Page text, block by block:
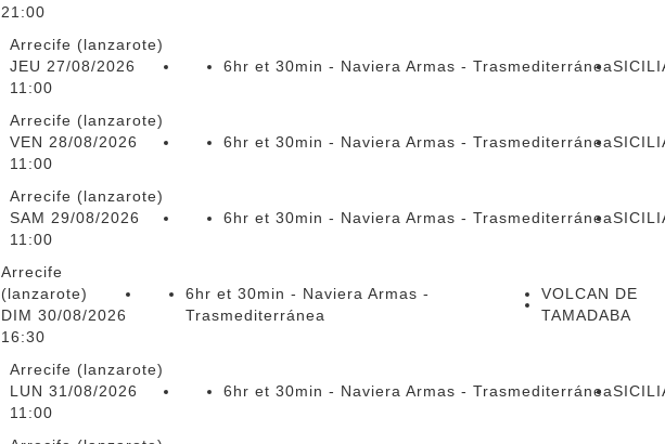
21:00
Arrecife (lanzarote)
JEU 27/08/2026
11:00
6hr et 30min - Naviera Armas - Trasmediterránea
Arrecife (lanzarote)
VEN 28/08/2026
11:00
6hr et 30min - Naviera Armas - Trasmediterránea
Arrecife (lanzarote)
SAM 29/08/2026
11:00
6hr et 30min - Naviera Armas - Trasmediterránea
Arrecife
(lanzarote)
DIM 30/08/2026
16:30
6hr et 30min - Naviera Armas -
Trasmediterránea
VOLCAN DE
TAMADABA
Arrecife (lanzarote)
LUN 31/08/2026
11:00
6hr et 30min - Naviera Armas - Trasmediterránea